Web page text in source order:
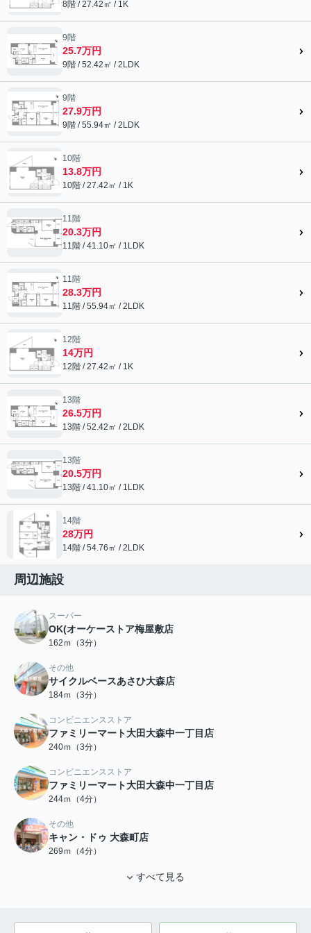
8階 / 27.42㎡ / 1K
9階
25.7万円
9階 / 52.42㎡ / 2LDK
9階
27.9万円
9階 / 55.94㎡ / 2LDK
10階
13.8万円
10階 / 27.42㎡ / 1K
11階
20.3万円
11階 / 41.10㎡ / 1LDK
11階
28.3万円
11階 / 55.94㎡ / 2LDK
12階
14万円
12階 / 27.42㎡ / 1K
13階
26.5万円
13階 / 52.42㎡ / 2LDK
13階
20.5万円
13階 / 41.10㎡ / 1LDK
14階
28万円
14階 / 54.76㎡ / 2LDK
周辺施設
スーパー
OK(オーケーストア梅屋敷店
162ｍ（3分）
その他
サイクルベースあさひ大森店
184ｍ（3分）
コンビニエンスストア
ファミリーマート大田大森中一丁目店
240ｍ（3分）
コンビニエンスストア
ファミリーマート大田大森中一丁目店
244ｍ（4分）
その他
キャン・ドゥ 大森町店
269ｍ（4分）
すべて見る